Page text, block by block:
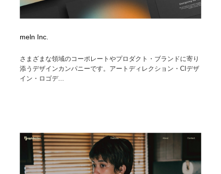
meln Inc.
さまざまな領域のコーポレートやプロダクト・ブランドに寄り
添うデザインカンパニーです。アートディレクション・CIデザ
イン・ロゴデ...